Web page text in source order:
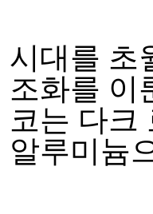
시대를 초
조화를 이
코는 다크
알루미늄